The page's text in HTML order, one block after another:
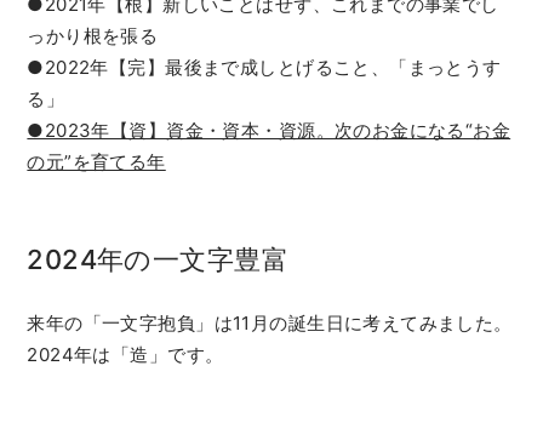
っかり根を張る
●2022年【完】最後まで成しとげること、「まっとうす
る」
●2023年【資】資金・資本・資源。次のお金になる“お金
の元”を育てる年
2024年の一文字豊富
来年の「一文字抱負」は11月の誕生日に考えてみました。
2024年は「造」です。